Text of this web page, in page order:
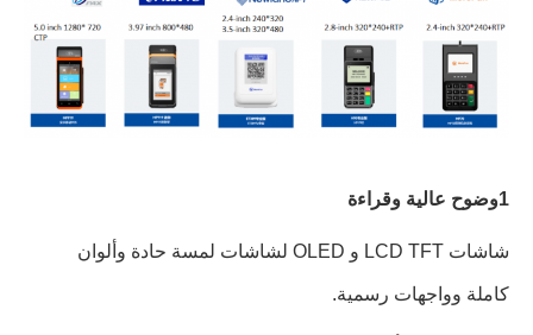
1وضوح عالية وقراءة
شاشات LCD TFT و OLED لشاشات لمسة حادة وألوان
كاملة وواجهات رسمية.